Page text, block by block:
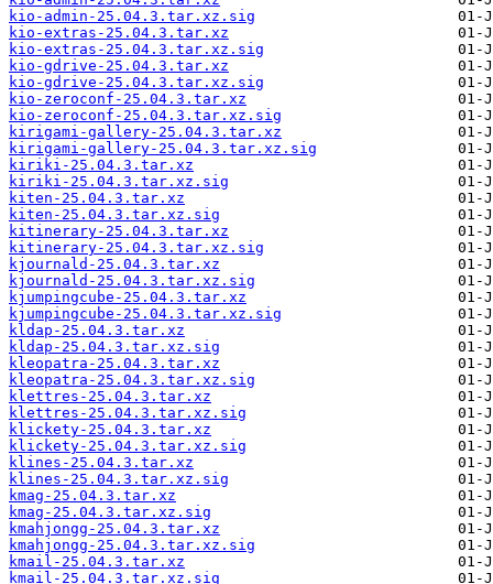
kio-admin-25.04.3.tar.xz.sig
kio-extras-25.04.3.tar.xz
kio-extras-25.04.3.tar.xz.sig
kio-gdrive-25.04.3.tar.xz
kio-gdrive-25.04.3.tar.xz.sig
kio-zeroconf-25.04.3.tar.xz
kio-zeroconf-25.04.3.tar.xz.sig
kirigami-gallery-25.04.3.tar.xz
kirigami-gallery-25.04.3.tar.xz.sig
kiriki-25.04.3.tar.xz
kiriki-25.04.3.tar.xz.sig
kiten-25.04.3.tar.xz
kiten-25.04.3.tar.xz.sig
kitinerary-25.04.3.tar.xz
kitinerary-25.04.3.tar.xz.sig
kjournald-25.04.3.tar.xz
kjournald-25.04.3.tar.xz.sig
kjumpingcube-25.04.3.tar.xz
kjumpingcube-25.04.3.tar.xz.sig
kldap-25.04.3.tar.xz
kldap-25.04.3.tar.xz.sig
kleopatra-25.04.3.tar.xz
kleopatra-25.04.3.tar.xz.sig
klettres-25.04.3.tar.xz
klettres-25.04.3.tar.xz.sig
klickety-25.04.3.tar.xz
klickety-25.04.3.tar.xz.sig
klines-25.04.3.tar.xz
klines-25.04.3.tar.xz.sig
kmag-25.04.3.tar.xz
kmag-25.04.3.tar.xz.sig
kmahjongg-25.04.3.tar.xz
kmahjongg-25.04.3.tar.xz.sig
kmail-25.04.3.tar.xz
kmail-25.04.3.tar.xz.sig